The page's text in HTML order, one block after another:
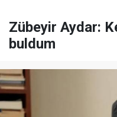
Zübeyir Aydar:
buldum